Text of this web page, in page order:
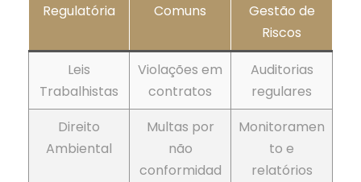
Regulatória
Comuns
Gestão de
Riscos
Leis
Trabalhistas
Violações em
contratos
Auditorias
regulares
Direito
Ambiental
Multas por
não
conformidad
Monitoramen
to e
relatórios